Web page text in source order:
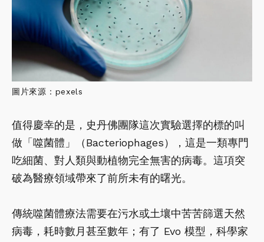
圖片來源：pexels
值得慶幸的是，史丹佛團隊這次實驗選擇的標的叫
做「噬菌體」（Bacteriophages），這是一類專門
吃細菌、對人類與動植物完全無害的病毒。這項突
破為醫療領域帶來了前所未有的曙光。
傳統噬菌體療法需要在污水或土壤中苦苦篩選天然
病毒，耗時數月甚至數年；有了 Evo 模型，科學家